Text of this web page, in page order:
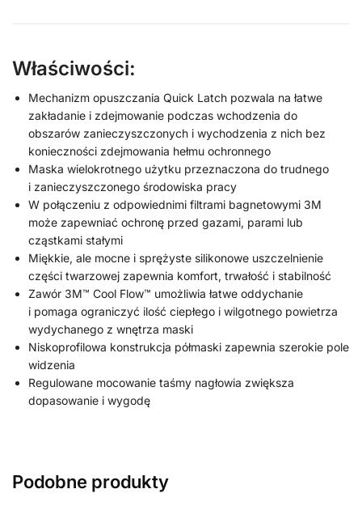
Właściwości:
Mechanizm opuszczania Quick Latch pozwala na łatwe
zakładanie i zdejmowanie podczas wchodzenia do
obszarów zanieczyszczonych i wychodzenia z nich bez
konieczności zdejmowania hełmu ochronnego
Maska wielokrotnego użytku przeznaczona do trudnego
i zanieczyszczonego środowiska pracy
W połączeniu z odpowiednimi filtrami bagnetowymi 3M
może zapewniać ochronę przed gazami, parami lub
cząstkami stałymi
Miękkie, ale mocne i sprężyste silikonowe uszczelnienie
części twarzowej zapewnia komfort, trwałość i stabilność
Zawór 3M™ Cool Flow™ umożliwia łatwe oddychanie
i pomaga ograniczyć ilość ciepłego i wilgotnego powietrza
wydychanego z wnętrza maski
Niskoprofilowa konstrukcja półmaski zapewnia szerokie pole
widzenia
Regulowane mocowanie taśmy nagłowia zwiększa
dopasowanie i wygodę
Podobne produkty